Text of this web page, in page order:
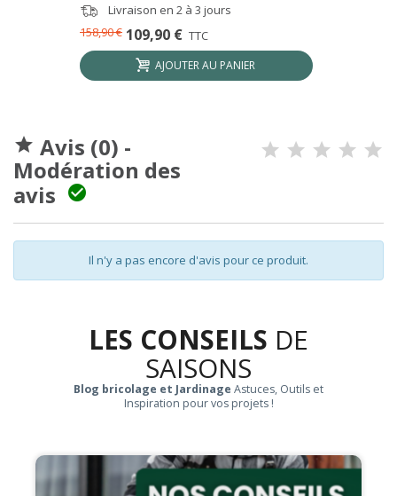
Livraison en 2 à 3 jours
109,90 € TTC
158,90 €
AJOUTER AU PANIER
 Avis (0) -
Modération des
avis

Il n'y a pas encore d'avis pour ce produit.
LES CONSEILS DE
SAISONS
Blog bricolage et Jardinage Astuces, Outils et
Inspiration pour vos projets !